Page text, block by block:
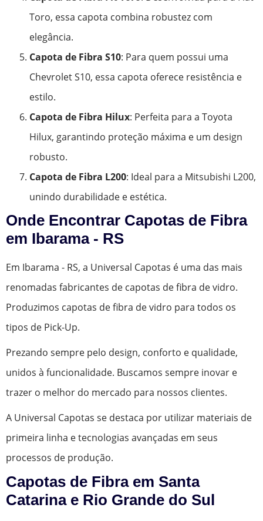
Toro, essa capota combina robustez com
elegância.
Capota de Fibra S10: Para quem possui uma
Chevrolet S10, essa capota oferece resistência e
estilo.
Capota de Fibra Hilux: Perfeita para a Toyota
Hilux, garantindo proteção máxima e um design
robusto.
Capota de Fibra L200: Ideal para a Mitsubishi L200,
unindo durabilidade e estética.
Onde Encontrar Capotas de Fibra
em Ibarama - RS
Em Ibarama - RS, a Universal Capotas é uma das mais
renomadas fabricantes de capotas de fibra de vidro.
Produzimos capotas de fibra de vidro para todos os
tipos de Pick-Up.
Prezando sempre pelo design, conforto e qualidade,
unidos à funcionalidade. Buscamos sempre inovar e
trazer o melhor do mercado para nossos clientes.
A Universal Capotas se destaca por utilizar materiais de
primeira linha e tecnologias avançadas em seus
processos de produção.
Capotas de Fibra em Santa
Catarina e Rio Grande do Sul